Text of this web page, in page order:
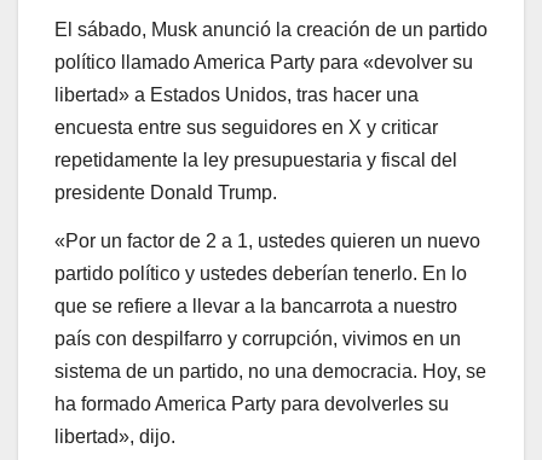
El sábado, Musk anunció la creación de un partido
político llamado America Party para «devolver su
libertad» a Estados Unidos, tras hacer una
encuesta entre sus seguidores en X y criticar
repetidamente la ley presupuestaria y fiscal del
presidente Donald Trump.
«Por un factor de 2 a 1, ustedes quieren un nuevo
partido político y ustedes deberían tenerlo. En lo
que se refiere a llevar a la bancarrota a nuestro
país con despilfarro y corrupción, vivimos en un
sistema de un partido, no una democracia. Hoy, se
ha formado America Party para devolverles su
libertad», dijo.